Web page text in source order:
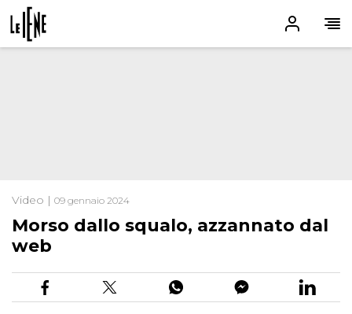
Video | 09 gennaio 2024
Morso dallo squalo, azzannato dal
web